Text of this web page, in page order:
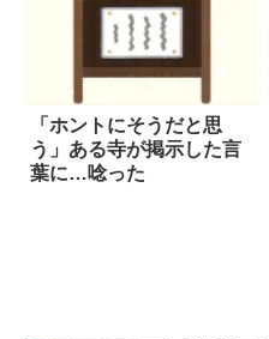
「ホントにそうだと思
う」ある寺が掲示した言
葉に…唸った